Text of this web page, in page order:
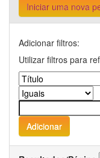
Iniciar uma nova
Adicionar filtros:
Utilizar filtros para